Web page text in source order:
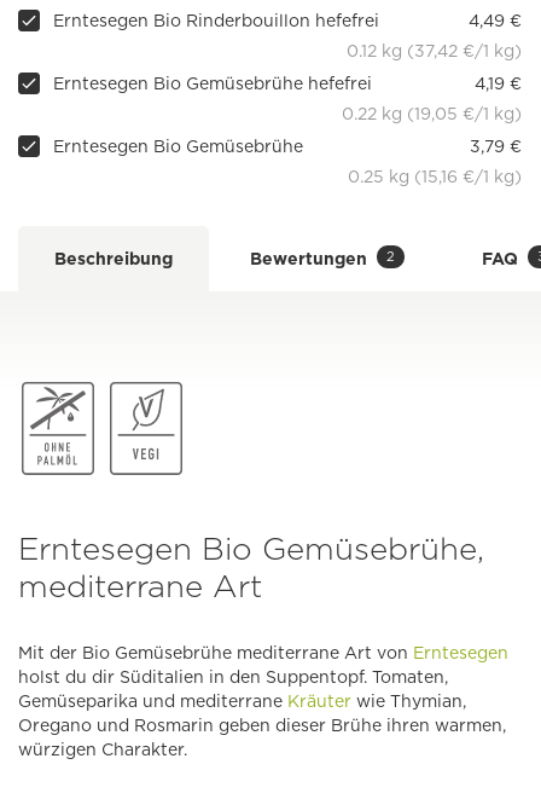
Erntesegen Bio Rinderbouillon hefefrei
4,49 €
0.12 kg (37,42 €/1 kg)
Erntesegen Bio Gemüsebrühe hefefrei
4,19 €
0.22 kg (19,05 €/1 kg)
Erntesegen Bio Gemüsebrühe
3,79 €
0.25 kg (15,16 €/1 kg)
Beschreibung Bewertungen 2 FAQ
Erntesegen Bio Gemüsebrühe,
mediterrane Art
Mit der Bio Gemüsebrühe mediterrane Art von Erntesegen
holst du dir Süditalien in den Suppentopf. Tomaten,
Gemüseparika und mediterrane Kräuter wie Thymian,
Oregano und Rosmarin geben dieser Brühe ihren warmen,
würzigen Charakter.